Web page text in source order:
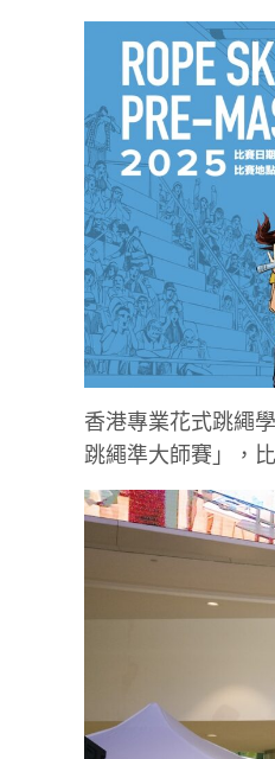
香港專業花式跳繩
跳繩準大師賽」，